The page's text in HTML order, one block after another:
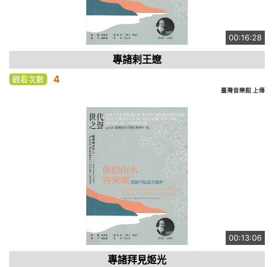
00:16:28
專諸剌王遼
觀看次數 4
臺灣音樂館 上傳
00:13:06
專諸拜見姬光